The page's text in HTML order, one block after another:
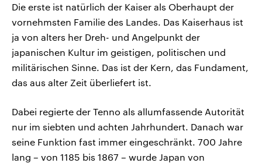
Die erste ist natürlich der Kaiser als Oberhaupt der
vornehmsten Familie des Landes. Das Kaiserhaus ist
ja von alters her Dreh- und Angelpunkt der
japanischen Kultur im geistigen, politischen und
militärischen Sinne. Das ist der Kern, das Fundament,
das aus alter Zeit überliefert ist.
Dabei regierte der Tenno als allumfassende Autorität
nur im siebten und achten Jahrhundert. Danach war
seine Funktion fast immer eingeschränkt. 700 Jahre
lang – von 1185 bis 1867 – wurde Japan von